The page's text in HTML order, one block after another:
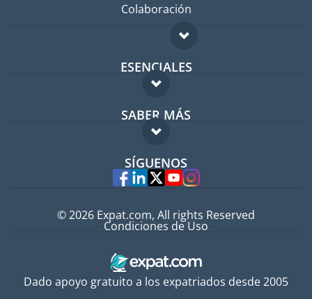
Colaboración
ESENCIALES
Foro para expatriados
Guía para expatriados
Trabajos en el extranjero
SABER MÁS
FAQ
Expertos
SÍGUENOS
Dado apoyo gratuito a los expatriados desde 2005
© 2026 Expat.com, All rights Reserved
Condiciones de Uso